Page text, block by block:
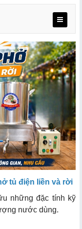
đường dây điện
tủ điện liền và rời
những đặc tính kỹ
nước dùng.